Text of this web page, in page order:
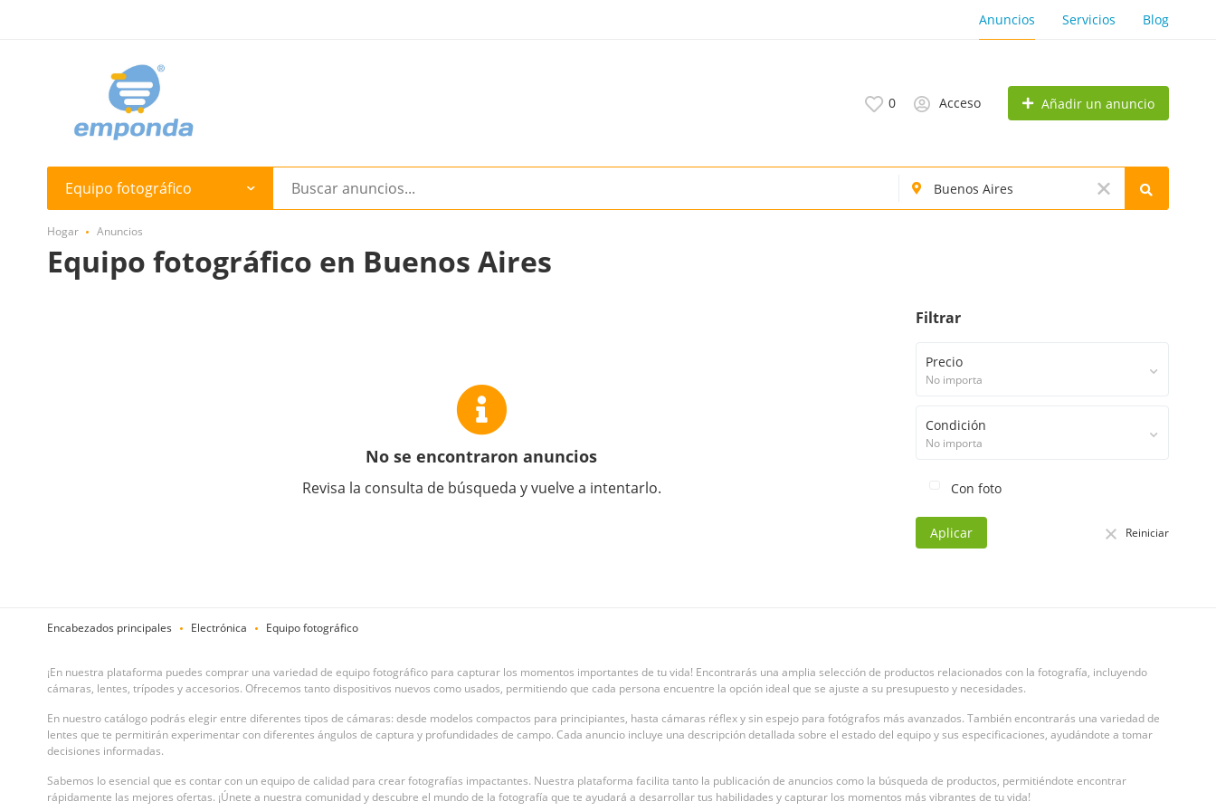
Anuncios Servicios Blog
0 Acceso Añadir un anuncio
Equipo fotográfico
Hogar Anuncios
Equipo fotográfico en Buenos Aires
No se encontraron anuncios
Revisa la consulta de búsqueda y vuelve a intentarlo.
Filtrar
Precio
No importa
Condición
No importa
Con foto
Aplicar Reiniciar
Encabezados principales Electrónica Equipo fotográfico
¡En nuestra plataforma puedes comprar una variedad de equipo fotográfico para capturar los momentos importantes de tu vida! Encontrarás una amplia selección de productos relacionados con la fotografía, incluyendo
cámaras, lentes, trípodes y accesorios. Ofrecemos tanto dispositivos nuevos como usados, permitiendo que cada persona encuentre la opción ideal que se ajuste a su presupuesto y necesidades.
En nuestro catálogo podrás elegir entre diferentes tipos de cámaras: desde modelos compactos para principiantes, hasta cámaras réflex y sin espejo para fotógrafos más avanzados. También encontrarás una variedad de
lentes que te permitirán experimentar con diferentes ángulos de captura y profundidades de campo. Cada anuncio incluye una descripción detallada sobre el estado del equipo y sus especificaciones, ayudándote a tomar
decisiones informadas.
Sabemos lo esencial que es contar con un equipo de calidad para crear fotografías impactantes. Nuestra plataforma facilita tanto la publicación de anuncios como la búsqueda de productos, permitiéndote encontrar
rápidamente las mejores ofertas. ¡Únete a nuestra comunidad y descubre el mundo de la fotografía que te ayudará a desarrollar tus habilidades y capturar los momentos más vibrantes de tu vida!